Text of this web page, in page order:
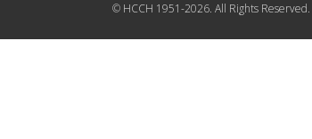
© HCCH 1951-2026. All Rights Reserved.